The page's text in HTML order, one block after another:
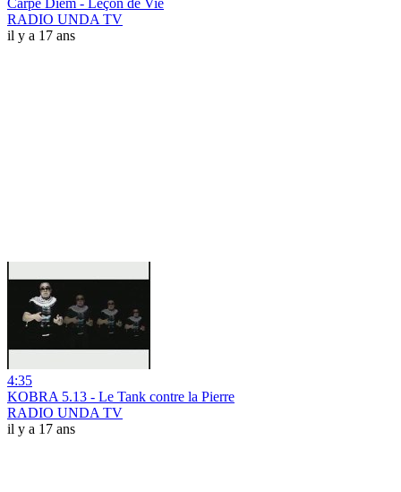
Carpe Diem - Leçon de Vie
RADIO UNDA TV
il y a 17 ans
4:35
KOBRA 5.13 - Le Tank contre la Pierre
RADIO UNDA TV
il y a 17 ans